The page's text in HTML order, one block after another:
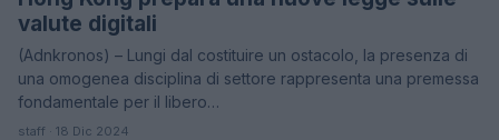
valute digitali
(Adnkronos) – Lungi dal costituire un ostacolo, la presenza di
una omogenea disciplina di settore rappresenta una premessa
fondamentale per il libero…
staff · 18 Dic 2024